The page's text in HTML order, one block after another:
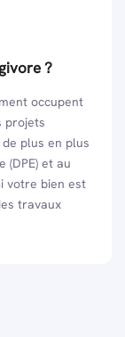
?
occupent
projets
plus en plus
(DPE) et au
votre bien est
travaux